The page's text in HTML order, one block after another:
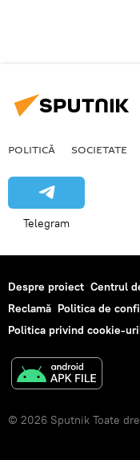
POLITICĂ SOCIETATE
Telegram
Despre proiect Centrul
Reclamă Politica de
Politica privind cookie-
© 2026 Sputnik Toate